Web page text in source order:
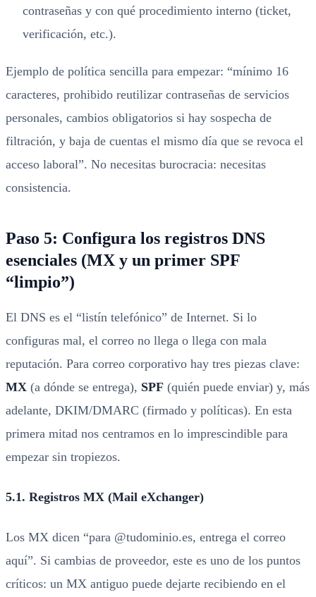
contraseñas y con qué procedimiento interno (ticket,
verificación, etc.).
Ejemplo de política sencilla para empezar: “mínimo 16
caracteres, prohibido reutilizar contraseñas de servicios
personales, cambios obligatorios si hay sospecha de
filtración, y baja de cuentas el mismo día que se revoca el
acceso laboral”. No necesitas burocracia: necesitas
consistencia.
Paso 5: Configura los registros DNS
esenciales (MX y un primer SPF
“limpio”)
El DNS es el “listín telefónico” de Internet. Si lo
configuras mal, el correo no llega o llega con mala
reputación. Para correo corporativo hay tres piezas clave:
MX (a dónde se entrega), SPF (quién puede enviar) y, más
adelante, DKIM/DMARC (firmado y políticas). En esta
primera mitad nos centramos en lo imprescindible para
empezar sin tropiezos.
5.1. Registros MX (Mail eXchanger)
Los MX dicen “para @tudominio.es, entrega el correo
aquí”. Si cambias de proveedor, este es uno de los puntos
críticos: un MX antiguo puede dejarte recibiendo en el